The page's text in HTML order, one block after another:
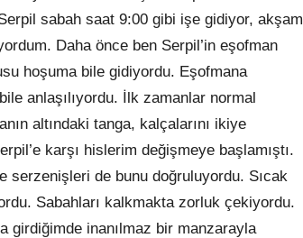
sabah saat 9:00 gibi işe gidiyor, akşam
Daha önce ben Serpil’in eşofman
hoşuma bile gidiyordu. Eşofmana
anlaşılıyordu. İlk zamanlar normal
altındaki tanga, kalçalarını ikiye
karşı hislerim değişmeye başlamıştı.
serzenişleri de bunu doğruluyordu. Sıcak
Sabahları kalkmakta zorluk çekiyordu.
girdiğimde inanılmaz bir manzarayla